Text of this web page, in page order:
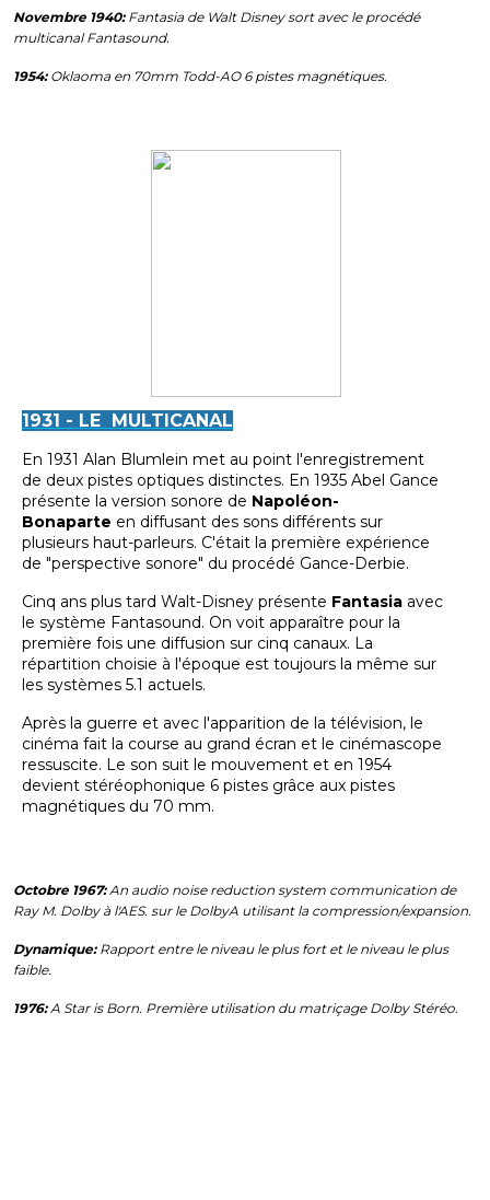
Novembre 1940: Fantasia de Walt Disney sort avec le procédé
multicanal Fantasound.
1954: Oklaoma en 70mm Todd-AO 6 pistes magnétiques.
1931 - LE MULTICANAL
En 1931 Alan Blumlein met au point l'enregistrement
de deux pistes optiques distinctes. En 1935 Abel Gance
présente la version sonore de Napoléon-
Bonaparte en diffusant des sons différents sur
plusieurs haut-parleurs. C'était la première expérience
de "perspective sonore" du procédé Gance-Derbie.
Cinq ans plus tard Walt-Disney présente Fantasia avec
le système Fantasound. On voit apparaître pour la
première fois une diffusion sur cinq canaux. La
répartition choisie à l'époque est toujours la même sur
les systèmes 5.1 actuels.
Après la guerre et avec l'apparition de la télévision, le
cinéma fait la course au grand écran et le cinémascope
ressuscite. Le son suit le mouvement et en 1954
devient stéréophonique 6 pistes grâce aux pistes
magnétiques du 70 mm.
Octobre 1967: An audio noise reduction system communication de
Ray M. Dolby à l'AES. sur le DolbyA utilisant la compression/expansion.
Dynamique: Rapport entre le niveau le plus fort et le niveau le plus
faible.
1976: A Star is Born. Première utilisation du matriçage Dolby Stéréo.